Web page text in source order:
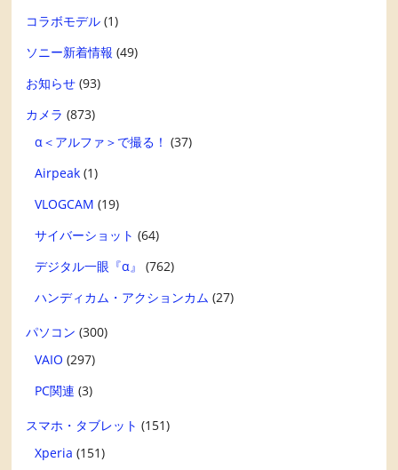
コラボモデル (1)
ソニー新着情報 (49)
お知らせ (93)
カメラ (873)
α＜アルファ＞で撮る！ (37)
Airpeak (1)
VLOGCAM (19)
サイバーショット (64)
デジタル一眼『α』
(762)
ハンディカム・アクションカム (27)
パソコン (300)
VAIO (297)
PC関連 (3)
スマホ・タブレット (151)
Xperia (151)